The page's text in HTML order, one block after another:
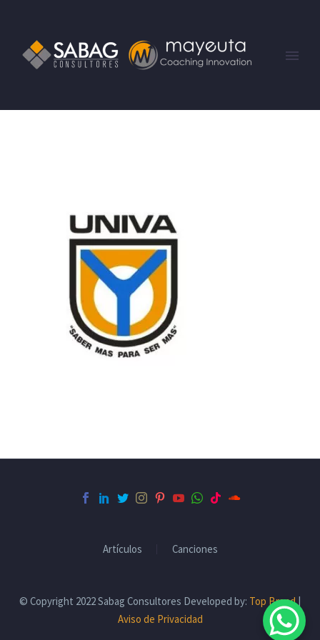
Artículos Canciones
© Copyright 2022 Sabag Consultores Developed by: Top Brand|
Aviso de Privacidad